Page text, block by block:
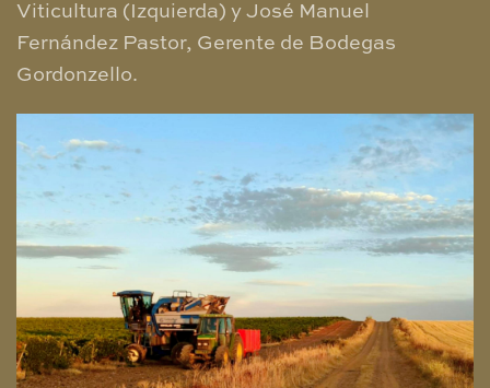
Viticultura (Izquierda) y José Manuel
Fernández Pastor, Gerente de Bodegas
Gordonzello.